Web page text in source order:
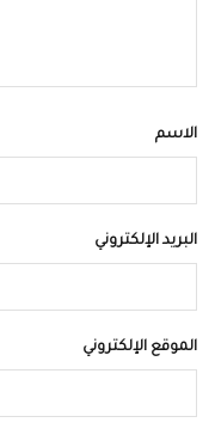
الاسم
البريد الإلكتروني
الموقع الإلكتروني